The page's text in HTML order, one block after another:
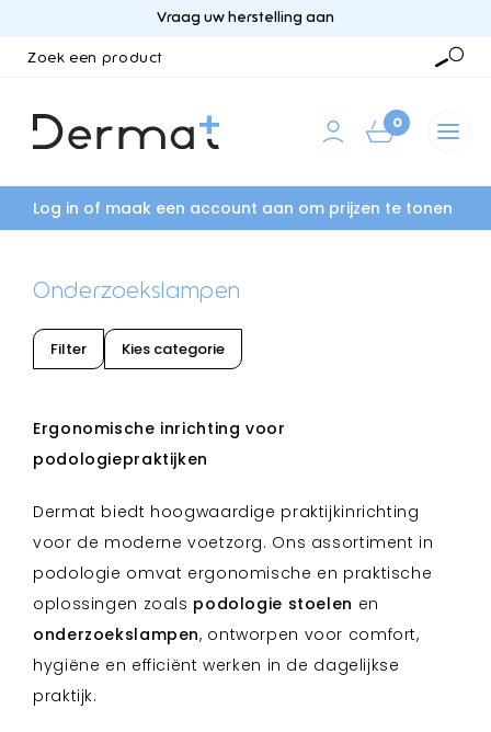
Vraag uw herstelling aan
0
Log in of maak een account aan om prijzen te tonen
Onderzoekslampen
Filter Kies categorie
Ergonomische inrichting voor
podologiepraktijken
Dermat biedt hoogwaardige praktijkinrichting
voor de moderne voetzorg. Ons assortiment in
podologie omvat ergonomische en praktische
oplossingen zoals podologie stoelen en
onderzoekslampen, ontworpen voor comfort,
hygiëne en efficiënt werken in de dagelijkse
praktijk.